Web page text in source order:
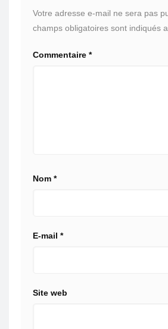
Votre adresse e-mail ne sera pas
champs obligatoires sont indiqués
Commentaire *
Nom *
E-mail *
Site web